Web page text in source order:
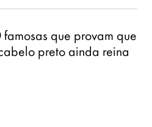
famosas que provam que
preto ainda reina